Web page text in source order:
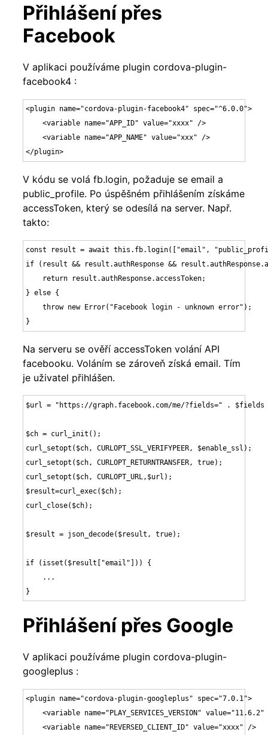
Přihlášení přes
Facebook
V aplikaci používáme plugin cordova-plugin-
facebook4 :
<plugin name="cordova-plugin-facebook4" spec="^6.0.0">
    <variable name="APP_ID" value="xxxx" />
    <variable name="APP_NAME" value="xxx" />
</plugin>
V kódu se volá fb.login, požaduje se email a
public_profile. Po úspěšném přihlášením získáme
accessToken, který se odesílá na server. Např.
takto:
const result = await this.fb.login(["email",
if (result && result.authResponse &&
    return result.authResponse.accessToken;
} else {
    throw new Error("Facebook login - unknown error");
}
Na serveru se ověří accessToken volání API
facebooku. Voláním se zároveň získá email. Tím
je uživatel přihlášen.
$url = "https://graph.facebook.com/me/?fields=" . $fields
$ch = curl_init();
curl_setopt($ch, CURLOPT_SSL_VERIFYPEER, $enable_ssl);
curl_setopt($ch, CURLOPT_RETURNTRANSFER, true);
curl_setopt($ch, CURLOPT_URL,$url);
$result=curl_exec($ch);
curl_close($ch);
$result = json_decode($result, true);
if (isset($result["email"])) {
    ...
}
Přihlášení přes Google
V aplikaci používáme plugin cordova-plugin-
googleplus :
<plugin name="cordova-plugin-googleplus" spec="7.0.1">
<variable name="PLAY_SERVICES_VERSION" value="11.6.2"
    <variable name="REVERSED_CLIENT_ID" value="xxxx" />